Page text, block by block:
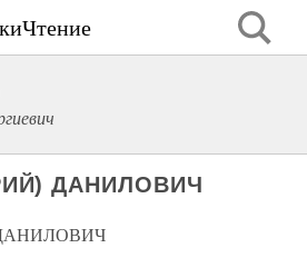
ДАНИЛОВИЧ